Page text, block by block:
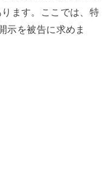
ます。ここでは、特
示を被告に求めま